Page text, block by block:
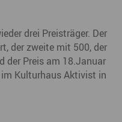
drei Preisträger. Der
der zweite mit 500, der
der Preis am 18.Januar
Kulturhaus Aktivist in